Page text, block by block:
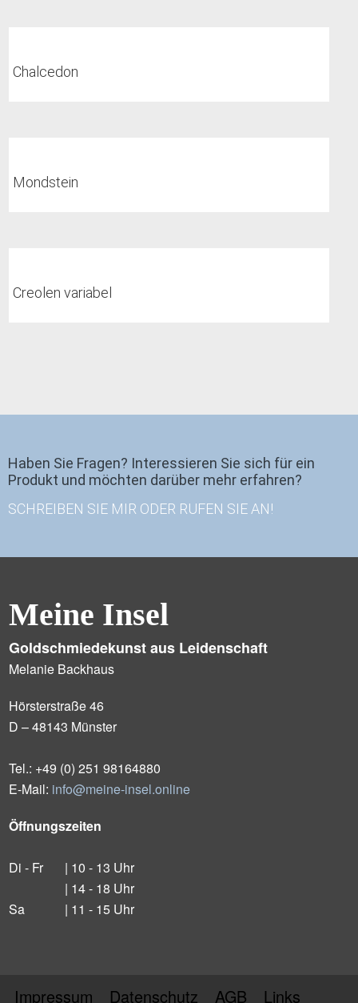
Chalcedon
Mondstein
Creolen variabel
Haben Sie Fragen? Interessieren Sie sich für ein
Produkt und möchten darüber mehr erfahren?
SCHREIBEN SIE MIR ODER RUFEN SIE AN!
Meine Insel
Goldschmiedekunst aus Leidenschaft
Melanie Backhaus
Hörsterstraße 46
D – 48143 Münster
Tel.: +49 (0) 251 98164880
E-Mail: info@meine-insel.online
Öffnungszeiten
Di - Fr
| 10 - 13 Uhr
| 14 - 18 Uhr
Sa
| 11 - 15 Uhr
Impressum Datenschutz AGB Links